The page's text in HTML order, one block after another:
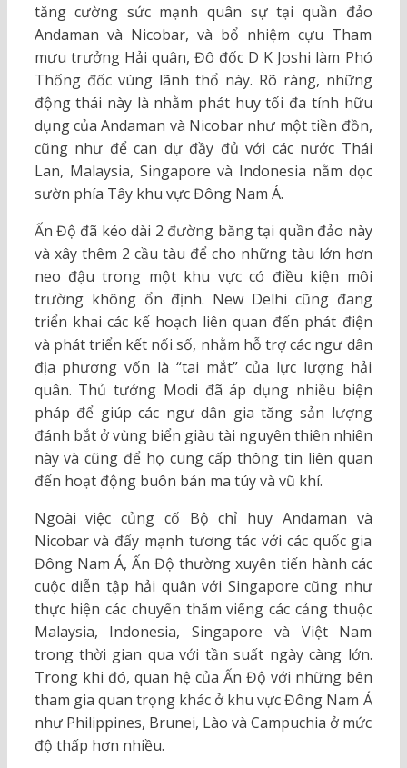
tăng cường sức mạnh quân sự tại quần đảo
Andaman và Nicobar, và bổ nhiệm cựu Tham
mưu trưởng Hải quân, Đô đốc D K Joshi làm Phó
Thống đốc vùng lãnh thổ này. Rõ ràng, những
động thái này là nhằm phát huy tối đa tính hữu
dụng của Andaman và Nicobar như một tiền đồn,
cũng như để can dự đầy đủ với các nước Thái
Lan, Malaysia, Singapore và Indonesia nằm dọc
sườn phía Tây khu vực Đông Nam Á.
Ấn Độ đã kéo dài 2 đường băng tại quần đảo này
và xây thêm 2 cầu tàu để cho những tàu lớn hơn
neo đậu trong một khu vực có điều kiện môi
trường không ổn định. New Delhi cũng đang
triển khai các kế hoạch liên quan đến phát điện
và phát triển kết nối số, nhằm hỗ trợ các ngư dân
địa phương vốn là “tai mắt” của lực lượng hải
quân. Thủ tướng Modi đã áp dụng nhiều biện
pháp để giúp các ngư dân gia tăng sản lượng
đánh bắt ở vùng biển giàu tài nguyên thiên nhiên
này và cũng để họ cung cấp thông tin liên quan
đến hoạt động buôn bán ma túy và vũ khí.
Ngoài việc củng cố Bộ chỉ huy Andaman và
Nicobar và đẩy mạnh tương tác với các quốc gia
Đông Nam Á, Ấn Độ thường xuyên tiến hành các
cuộc diễn tập hải quân với Singapore cũng như
thực hiện các chuyến thăm viếng các cảng thuộc
Malaysia, Indonesia, Singapore và Việt Nam
trong thời gian qua với tần suất ngày càng lớn.
Trong khi đó, quan hệ của Ấn Độ với những bên
tham gia quan trọng khác ở khu vực Đông Nam Á
như Philippines, Brunei, Lào và Campuchia ở mức
độ thấp hơn nhiều.